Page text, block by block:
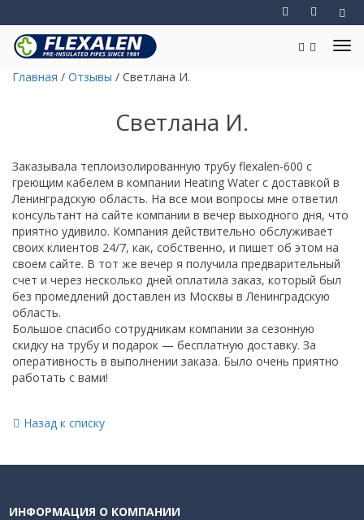
Главная / Отзывы / Светлана И.
Светлана И.
Заказывала теплоизолированную трубу flexalen-600 с
греющим кабелем в компании Heating Water с доставкой в
Ленинградскую область. На все мои вопросы мне ответил
консультант на сайте компании в вечер выходного дня, что
приятно удивило. Компания действительно обслуживает
своих клиентов 24/7, как, собственно, и пишет об этом на
своем сайте. В тот же вечер я получила предварительный
счет и через несколько дней оплатила заказ, который был
без промедлений доставлен из Москвы в Ленинградскую
область.
Большое спасибо сотрудникам компании за сезонную
скидку на трубу и подарок — бесплатную доставку. За
оперативность в выполнении заказа. Было очень приятно
работать с вами!
Назад к списку
ИНФОРМАЦИЯ О КОМПАНИИ